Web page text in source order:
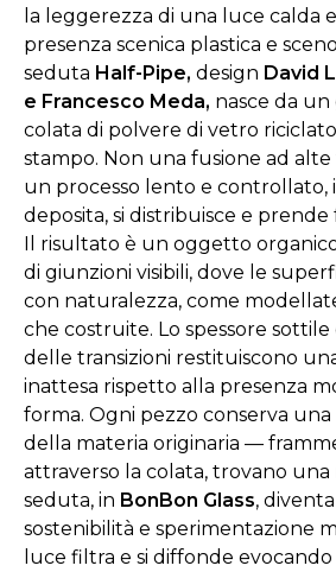
la leggerezza di una luce calda
presenza scenica plastica e
seduta Half-Pipe, design David
e Francesco Meda, nasce da un
colata di polvere di vetro
stampo. Non una fusione ad
un processo lento e controllato,
deposita, si distribuisce e
Il risultato è un oggetto
di giunzioni visibili, dove le
con naturalezza, come
che costruite. Lo spessore
delle transizioni restituiscono
inattesa rispetto alla presenza
forma. Ogni pezzo conserva
della materia originaria —
attraverso la colata, trovano una
seduta, in BonBon Glass,
sostenibilità e sperimentazione
luce filtra e si diffonde